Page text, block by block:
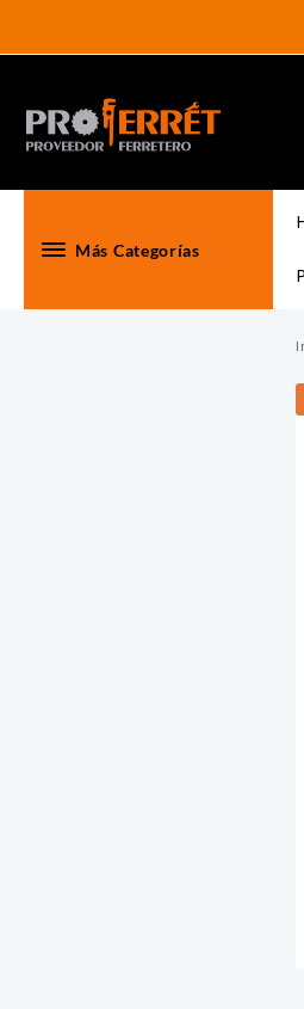
content
Más Categorías